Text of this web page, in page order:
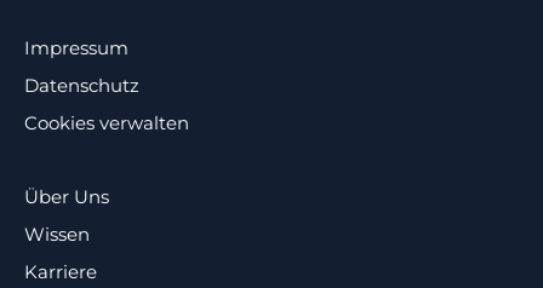
Impressum
Datenschutz
Cookies verwalten
Über Uns
Wissen
Karriere